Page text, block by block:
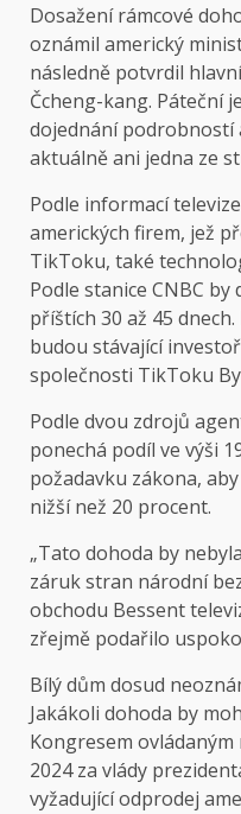
Dosažení rámcové
oznámil americký
následně potvrdil
Čcheng-kang. Páteční
dojednání podrobností
aktuálně ani jedna ze
Podle informací
amerických firem, jež
TikToku, také
Podle stanice CNBC
příštích 30 až 45
budou stávající
společnosti TikToku
Podle dvou zdrojů
ponechá podíl ve výši
požadavku zákona,
nižší než 20 procent.
„Tato dohoda by
záruk stran národní
obchodu Bessent
zřejmě podařilo
Bílý dům dosud
Jakákoli dohoda by
Kongresem
2024 za vlády
vyžadující odprodej